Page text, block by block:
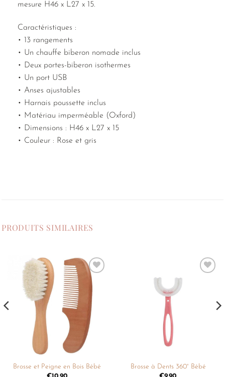
mesure H46 x L27 x 15.
Caractéristiques :
• 13 rangements
• Un chauffe biberon nomade inclus
• Deux portes-biberon isothermes
• Un port USB
• Anses ajustables
• Harnais poussette inclus
• Matériau imperméable (Oxford)
• Dimensions : H46 x L27 x 15
• Couleur : Rose et gris
PRODUITS SIMILAIRES
Ajouter
à la
liste de
souhaits
Brosse et Peigne en Bois Bébé
Brosse à Dents 360° Bébé